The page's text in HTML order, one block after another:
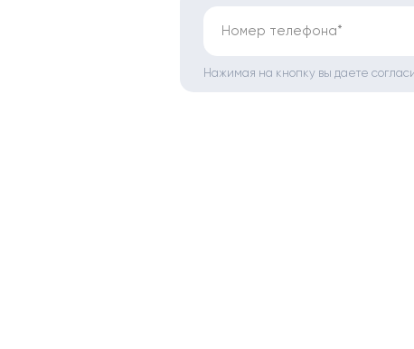
Номер телефона*
Нажимая на кнопку вы даете